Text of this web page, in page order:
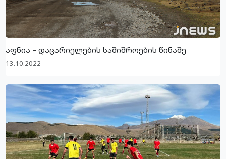
აფნია – დაცარიელების საშიშროების წინაშე
13.10.2022